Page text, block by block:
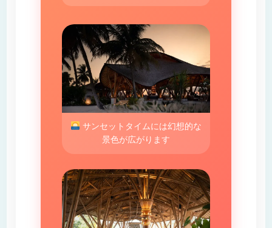
サンセットタイムには幻想的な
景色が広がります